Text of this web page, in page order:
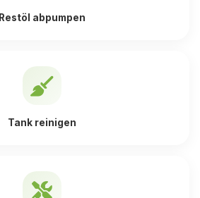
Restöl abpumpen
Tank reinigen